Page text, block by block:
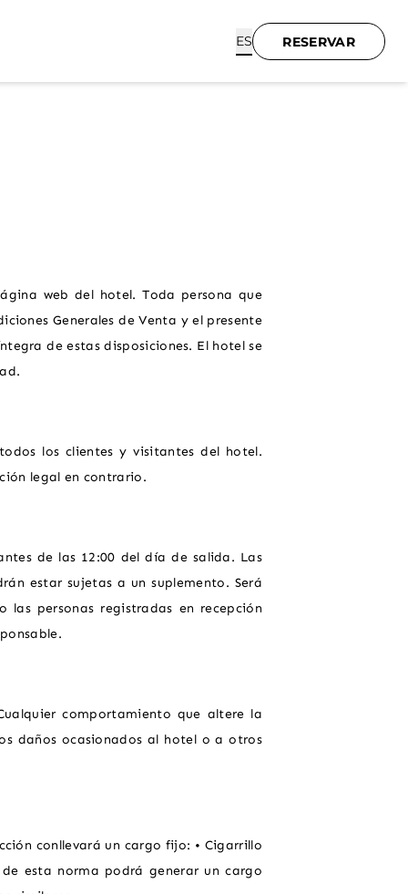
ES RESERVAR
web del hotel. Toda persona que
Generales de Venta y el presente
de estas disposiciones. El hotel se
los clientes y visitantes del hotel.
legal en contrario.
de las 12:00 del día de salida. Las
estar sujetas a un suplemento. Será
personas registradas en recepción
comportamiento que altere la
daños ocasionados al hotel o a otros
conllevará un cargo fijo: • Cigarrillo
esta norma podrá generar un cargo